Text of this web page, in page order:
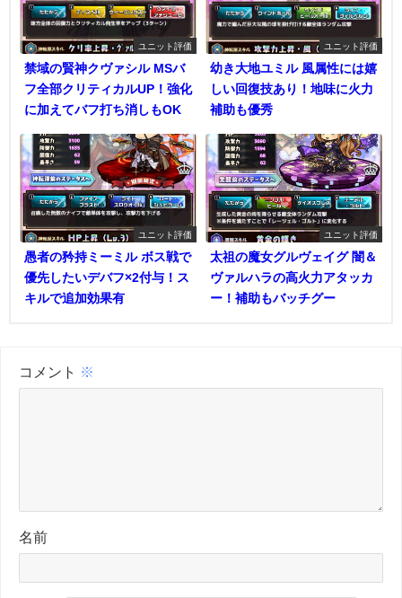
ユニット評価
禁域の賢神クヴァシル MSバ
フ全部クリティカルUP！強化
に加えてバフ打ち消しもOK
ユニット評価
幼き大地ユミル 風属性には嬉
しい回復技あり！地味に火力
補助も優秀
ユニット評価
愚者の矜持ミーミル ボス戦で
優先したいデバフ×2付与！ス
キルで追加効果有
ユニット評価
太祖の魔女グルヴェイグ 闇＆
ヴァルハラの高火力アタッカ
ー！補助もバッチグー
コメント ※
名前